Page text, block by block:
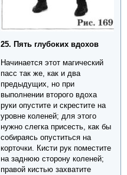
25. Пять глубоких вдохов
Начинается этот магический
пасс так же, как и два
предыдущих, но при
выполнении второго вдоха
руки опустите и скрестите на
уровне коленей; для этого
нужно слегка присесть, как бы
собираясь опуститься на
корточки. Кисти рук поместите
на заднюю сторону коленей;
правой кистью захватите